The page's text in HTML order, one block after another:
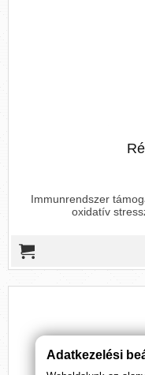
Immunrendszer
oxidatív
Adatkezelési